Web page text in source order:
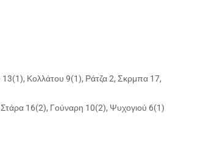
Κολλάτου 9(1), Ράτζα 2, Σκρμπα 17,
Στάρα 16(2), Γούναρη 10(2), Ψυχογιού 6(1)